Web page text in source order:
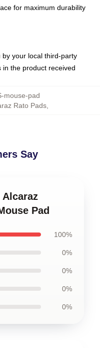
for maximum durability
your local third-party
in the product received
mouse-pad
Rato Pads
Say
Pad
100%
0%
0%
0%
0%